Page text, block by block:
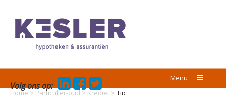
Menu
Volg ons op:
Home > Particulier-oud > Krediet > Tip